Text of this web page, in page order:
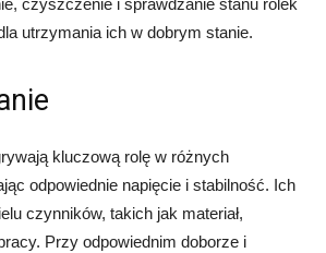
czyszczenie i sprawdzanie stanu rolek
utrzymania ich w dobrym stanie.
kluczową rolę w różnych
odpowiednie napięcie i stabilność. Ich
czynników, takich jak materiał,
Przy odpowiednim doborze i